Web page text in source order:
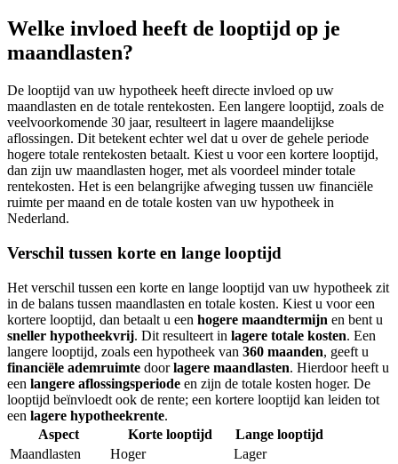
Welke invloed heeft de looptijd op je
maandlasten?
De looptijd van uw hypotheek heeft directe invloed op uw
maandlasten en de totale rentekosten. Een langere looptijd, zoals de
veelvoorkomende 30 jaar, resulteert in lagere maandelijkse
aflossingen. Dit betekent echter wel dat u over de gehele periode
hogere totale rentekosten betaalt. Kiest u voor een kortere looptijd,
dan zijn uw maandlasten hoger, met als voordeel minder totale
rentekosten. Het is een belangrijke afweging tussen uw financiële
ruimte per maand en de totale kosten van uw hypotheek in
Nederland.
Verschil tussen korte en lange looptijd
Het verschil tussen een korte en lange looptijd van uw hypotheek zit
in de balans tussen maandlasten en totale kosten. Kiest u voor een
kortere looptijd, dan betaalt u een hogere maandtermijn en bent u
sneller hypotheekvrij. Dit resulteert in lagere totale kosten. Een
langere looptijd, zoals een hypotheek van 360 maanden, geeft u
financiële ademruimte doorlagere maandlasten. Hierdoor heeft u
een langere aflossingsperiode en zijn de totale kosten hoger. De
looptijd beïnvloedt ook de rente; een kortere looptijd kan leiden tot
een lagere hypotheekrente.
Aspect
Korte looptijd
Lange looptijd
Maandlasten
Hoger
Lager